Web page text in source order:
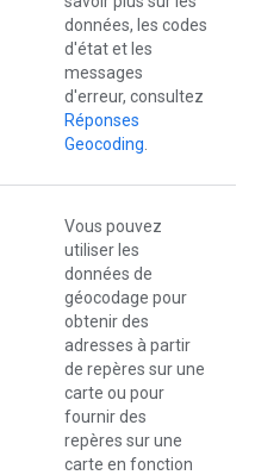
données, les codes
d'état et les
messages
d'erreur, consultez
Réponses
Geocoding
Vous pouvez
utiliser les
données de
géocodage pour
obtenir des
adresses à partir
de repères sur une
carte ou pour
fournir des
repères sur une
carte en fonction